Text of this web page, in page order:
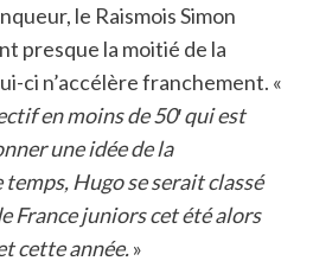
le Raismois Simon
presque la moitié de la
ci n’accélère franchement. «
en moins de 50′ qui est
une idée de la
Hugo se serait classé
France juniors cet été alors
cette année.»